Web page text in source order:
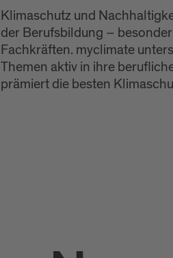
Klimaschutz und
der Berufsbildung –
Fachkräften. myclimate
Themen aktiv in ihre
prämiert die besten